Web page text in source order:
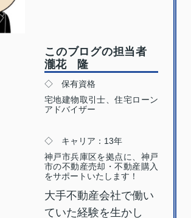
このブログの担当者
瀧花 隆
◇ 保有資格
宅地建物取引士、住宅ローン
アドバイザー
◇ キャリア：13年
神戸市兵庫区を拠点に、神戸
市の不動産売却・不動産購入
をサポートいたします！
大手不動産会社で働い
ていた経験を生かし